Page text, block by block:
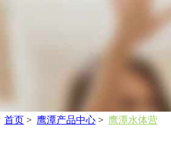
首页 > 鹰潭产品中心 > 鹰潭水体营